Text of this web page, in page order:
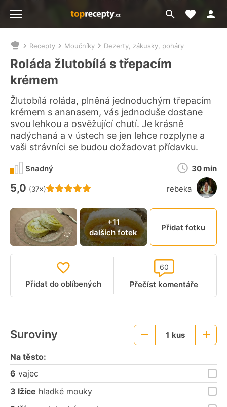
Přejít
na
Moje
Nacházíte
se
zde:
Recepty Moučníky Dezerty, zákusky, poháry
Roláda žlutobílá s třepacím
krémem
Žlutobílá roláda, plněná jednoduchým třepacím
krémem s ananasem, vás jednoduše dostane
svou lehkou a osvěžující chutí. Je krásně
nadýchaná a v ústech se jen lehce rozplyne a
vaši strávníci se budou dožadovat přídavku.
Hodnocení receptu je
5,0 (37×) rebeka
Snadný
Doba
přípravy
30 min
+11
dalších fotek
Přidat fotku
Přidat do oblíbených Přečíst komentáře
60
Suroviny 1 kus
Větší
Na těsto:
6 vajec
3 lžíce hladké mouky